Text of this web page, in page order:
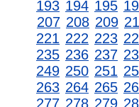
193 194 195
207 208 209
221 222 223
235 236 237
249 250 251
263 264 265
277 278 279